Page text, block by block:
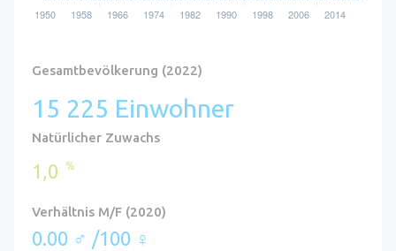
Gesamtbevölkerung (2022)
15 225 Einwohner
Natürlicher Zuwachs
1,0 %
Verhältnis M/F (2020)
0.00 ♂ /100 ♀